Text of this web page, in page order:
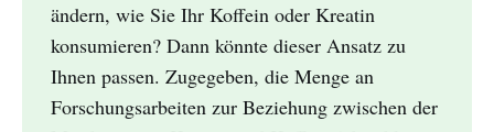
ändern, wie Sie Ihr Koffein oder Kreatin
konsumieren? Dann könnte dieser Ansatz zu
Ihnen passen. Zugegeben, die Menge an
Forschungsarbeiten zur Beziehung zwischen der